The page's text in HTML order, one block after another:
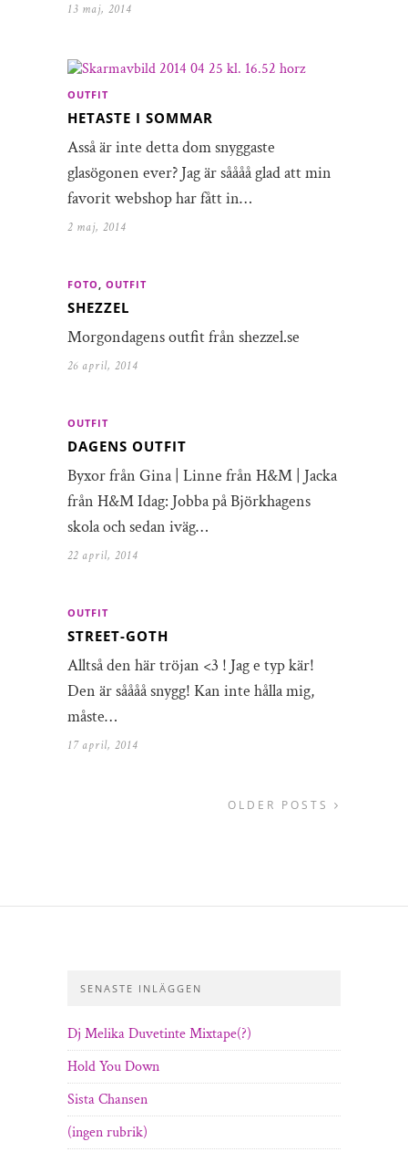
13 maj, 2014
OUTFIT
HETASTE I SOMMAR
Asså är inte detta dom snyggaste
glasögonen ever? Jag är såååå glad att min
favorit webshop har fått in…
2 maj, 2014
FOTO, OUTFIT
SHEZZEL
Morgondagens outfit från shezzel.se
26 april, 2014
OUTFIT
DAGENS OUTFIT
Byxor från Gina | Linne från H&M | Jacka
från H&M Idag: Jobba på Björkhagens
skola och sedan iväg…
22 april, 2014
OUTFIT
STREET-GOTH
Alltså den här tröjan <3 ! Jag e typ kär!
Den är såååå snygg! Kan inte hålla mig,
måste…
17 april, 2014
OLDER POSTS
SENASTE INLÄGGEN
Dj Melika Duvetinte Mixtape(?)
Hold You Down
Sista Chansen
(ingen rubrik)